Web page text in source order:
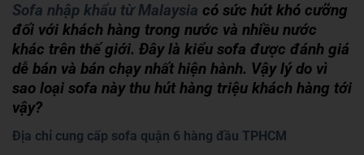
Sofa nhập khẩu từ Malaysia có sức hút khó cưỡng
đối với khách hàng trong nước và nhiều nước
khác trên thế giới. Đây là kiểu sofa được đánh giá
dễ bán và bán chạy nhất hiện hành. Vậy lý do vì
sao loại sofa này thu hút hàng triệu khách hàng tới
vậy?
Địa chỉ cung cấp sofa quận 6 hàng đầu TPHCM